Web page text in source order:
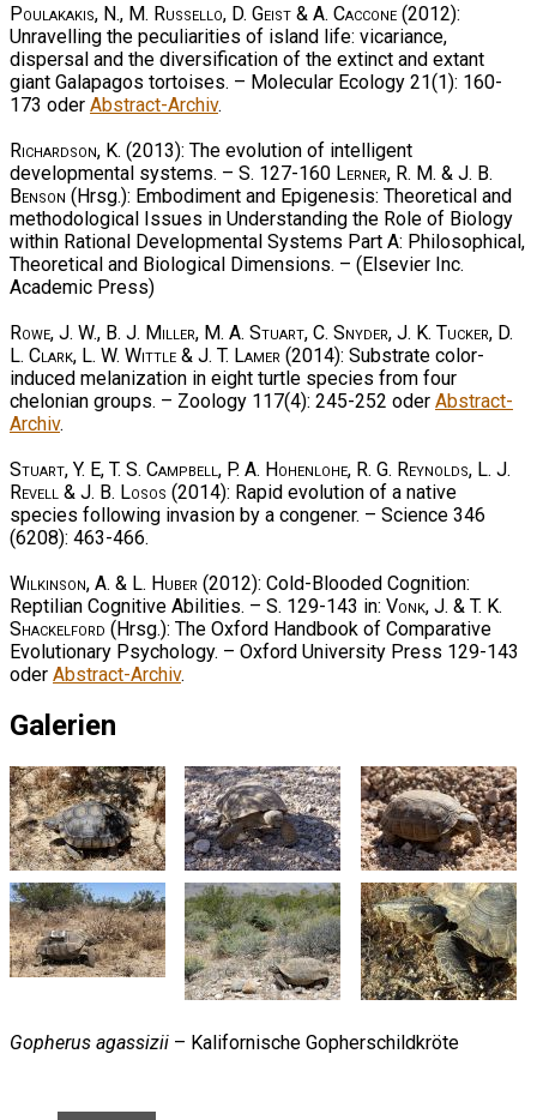
Poulakakis, N., M. Russello, D. Geist & A. Caccone (2012):
Unravelling the peculiarities of island life: vicariance,
dispersal and the diversification of the extinct and extant
giant Galapagos tortoises. – Molecular Ecology 21(1): 160-
173 oder Abstract-Archiv.
Richardson, K. (2013): The evolution of intelligent
developmental systems. – S. 127-160 Lerner, R. M. & J. B.
Benson (Hrsg.): Embodiment and Epigenesis: Theoretical and
methodological Issues in Understanding the Role of Biology
within Rational Developmental Systems Part A: Philosophical,
Theoretical and Biological Dimensions. – (Elsevier Inc.
Academic Press)
Rowe, J. W., B. J. Miller, M. A. Stuart, C. Snyder, J. K. Tucker, D.
L. Clark, L. W. Wittle & J. T. Lamer (2014): Substrate color-
induced melanization in eight turtle species from four
chelonian groups. – Zoology 117(4): 245-252 oder Abstract-
Archiv.
Stuart, Y. E, T. S. Campbell, P. A. Hohenlohe, R. G. Reynolds, L. J.
Revell & J. B. Losos (2014): Rapid evolution of a native
species following invasion by a congener. – Science 346
(6208): 463-466.
Wilkinson, A. & L. Huber (2012): Cold-Blooded Cognition:
Reptilian Cognitive Abilities. – S. 129-143 in: Vonk, J. & T. K.
Shackelford (Hrsg.): The Oxford Handbook of Comparative
Evolutionary Psychology. – Oxford University Press 129-143
oder Abstract-Archiv.
Galerien
Gopherus agassizii – Kalifornische Gopherschildkröte